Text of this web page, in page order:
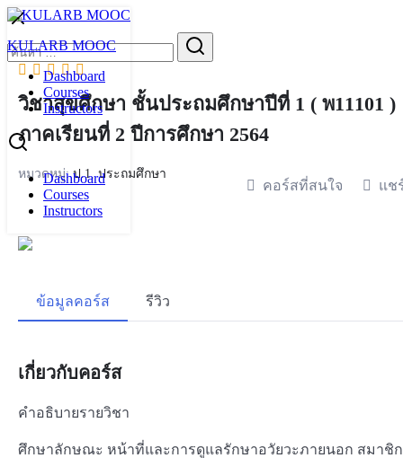
Skip
content
KULARB MOOC
Dashboard
Courses
Instructors
Dashboard
Courses
Instructors
Search
for:
วิชาสุขศึกษา ชั้นประถมศึกษาปีที่ 1 ( พ11101 )
ภาคเรียนที่ 2 ปีการศึกษา 2564
หมวดหมู่:ป.1,ประถมศึกษา
คอร์สที่สนใจ แช
ข้อมูลคอร์ส รีวิว
เกี่ยวกับคอร์ส
คำอธิบายรายวิชา
ศึกษาลักษณะ หน้าที่และการดูแลรักษาอวัยวะภายนอก สมาชิก